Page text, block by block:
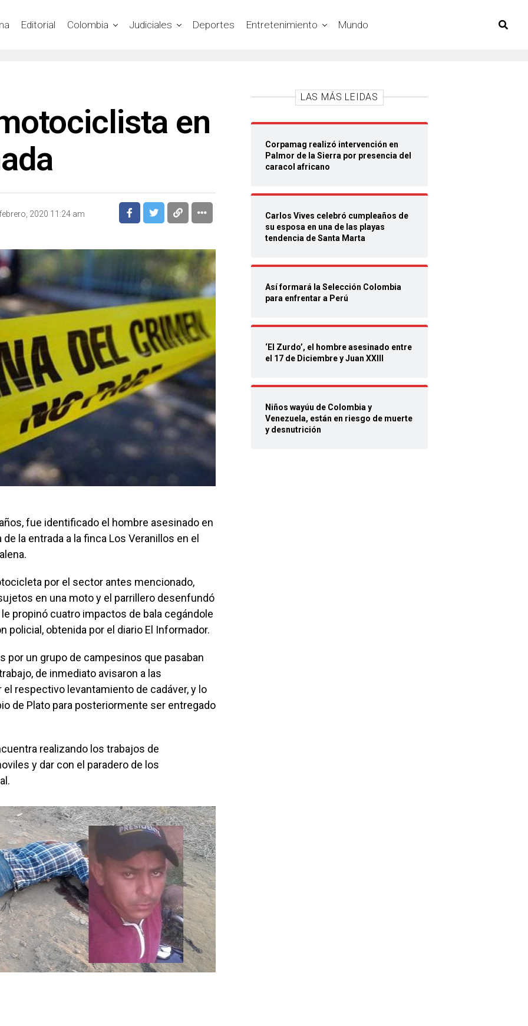
Editorial Colombia Judiciales Deportes Entretenimiento Mundo
en
2020 11:24 am
fue identificado el hombre asesinado en
la entrada a la finca Los Veranillos en el
por el sector antes mencionado,
en una moto y el parrillero desenfundó
propinó cuatro impactos de bala cegándole
policial, obtenida por el diario El Informador.
por un grupo de campesinos que pasaban
de inmediato avisaron a las
respectivo levantamiento de cadáver, y lo
de Plato para posteriormente ser entregado
realizando los trabajos de
y dar con el paradero de los
LAS MÁS LEIDAS
Corpamag realizó intervención en
Palmor de la Sierra por presencia del
caracol africano
Carlos Vives celebró cumpleaños de
su esposa en una de las playas
tendencia de Santa Marta
Así formará la Selección Colombia
para enfrentar a Perú
‘El Zurdo’, el hombre asesinado entre
el 17 de Diciembre y Juan XXIII
Niños wayúu de Colombia y
Venezuela, están en riesgo de muerte
y desnutrición